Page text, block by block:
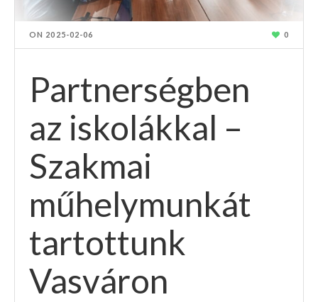
ON 2025-02-06 0
Partnerségben
az iskolákkal –
Szakmai
műhelymunkát
tartottunk
Vasváron